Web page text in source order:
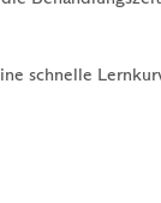
schnelle